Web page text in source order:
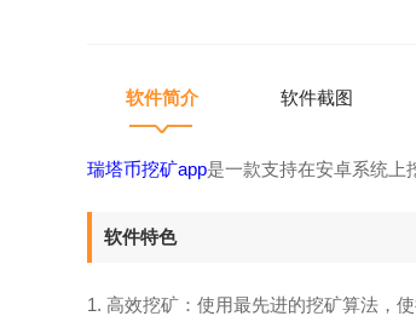
软件简介 软件截图
瑞塔币挖矿app是一款支持在安卓系统上
软件特色
1. 高效挖矿：使用最先进的挖矿算法，使